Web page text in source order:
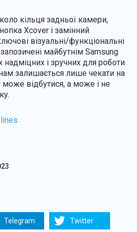
кільця задньої камери,
Xcover і замінний
візуальні/функціональні
майбутнім Samsung
надміцних і зручних для роботи
залишається лише чекати на
може відбутися, а може і не
Telegram Twitter